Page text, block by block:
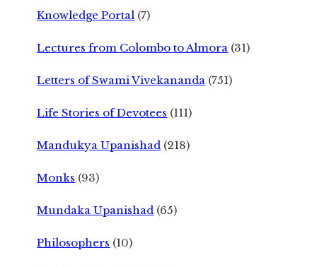
Knowledge Portal (7)
Lectures from Colombo to Almora (31)
Letters of Swami Vivekananda (751)
Life Stories of Devotees (111)
Mandukya Upanishad (218)
Monks (93)
Mundaka Upanishad (65)
Philosophers (10)